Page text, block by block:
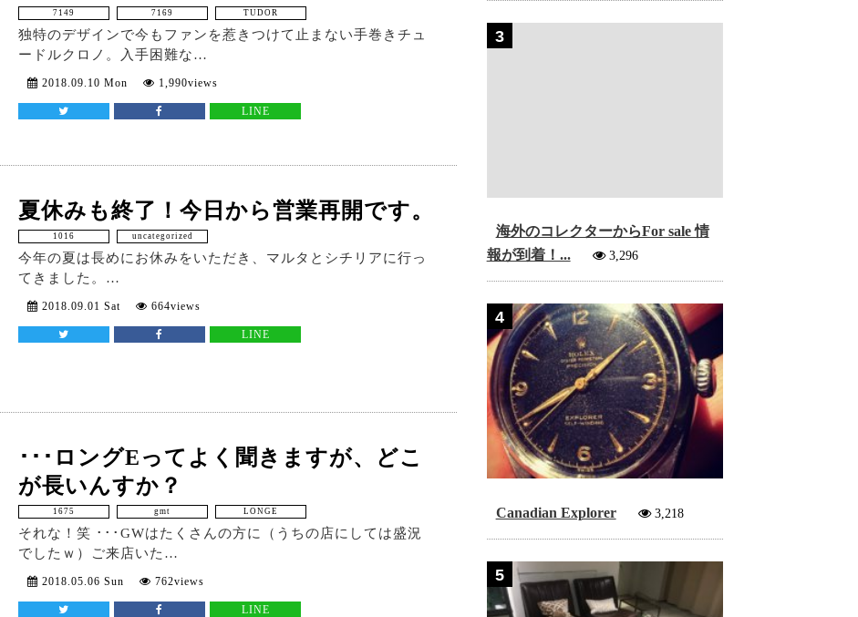
7149 7169 TUDOR
独特のデザインで今もファンを惹きつけて止まない手巻きチュ
ードルクロノ。入手困難な…
2018.09.10 Mon 1,990views
LINE
夏休みも終了！今日から営業再開です。
1016 uncategorized
今年の夏は長めにお休みをいただき、マルタとシチリアに行っ
てきました。…
2018.09.01 Sat 664views
LINE
･･･ロングEってよく聞きますが、どこ
が長いんすか？
1675 gmt LONGE
それな！笑 ･･･GWはたくさんの方に（うちの店にしては盛況
でしたｗ）ご来店いた…
2018.05.06 Sun 762views
LINE
3
海外のコレクターからFor sale 情
報が到着！...
3,296
4
Canadian Explorer 3,218
5